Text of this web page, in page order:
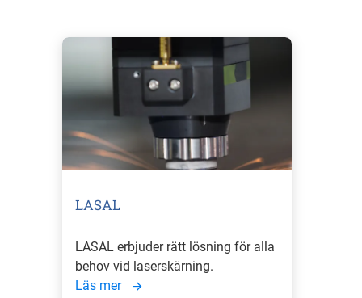
LASAL
LASAL erbjuder rätt lösning för alla
behov vid laserskärning.
Läs mer